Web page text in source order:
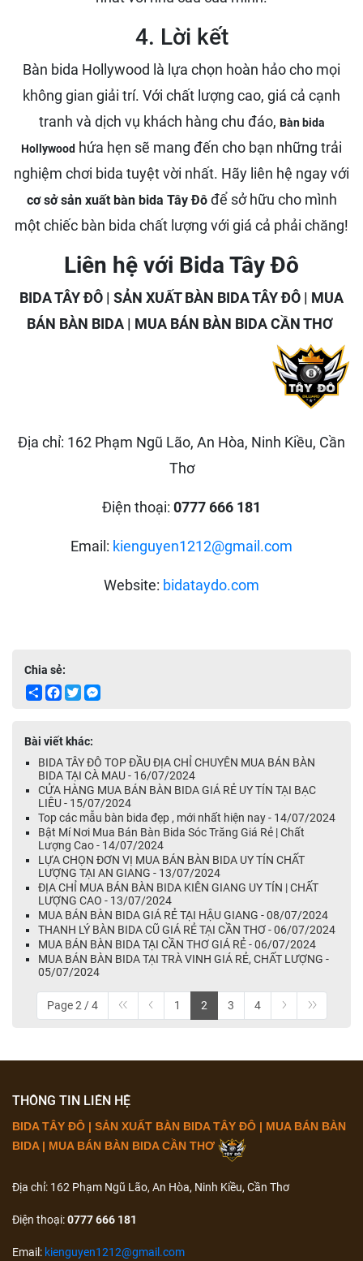
4. Lời kết
Bàn bida Hollywood là lựa chọn hoàn hảo cho mọi
không gian giải trí. Với chất lượng cao, giá cả cạnh
tranh và dịch vụ khách hàng chu đáo, Bàn bida
Hollywood hứa hẹn sẽ mang đến cho bạn những trải
nghiệm chơi bida tuyệt vời nhất. Hãy liên hệ ngay với
cơ sở sản xuất bàn bida Tây Đôđể sở hữu cho mình
một chiếc bàn bida chất lượng với giá cả phải chăng!
Liên hệ với Bida Tây Đô
BIDA TÂY ĐÔ | SẢN XUẤT BÀN BIDA TÂY ĐÔ | MUA
BÁN BÀN BIDA | MUA BÁN BÀN BIDA CẦN THƠ
Địa chỉ: 162 Phạm Ngũ Lão, An Hòa, Ninh Kiều, Cần
Thơ
Điện thoại: 0777 666 181
Email: kienguyen1212@gmail.com
Website: bidataydo.com
Chia sẻ:
ShareFacebook
Twitter
Bài viết khác:
BIDA TÂY ĐÔ TOP ĐẦU ĐỊA CHỈ CHUYÊN MUA BÁN BÀN
BIDA TẠI CÀ MAU - 16/07/2024
CỬA HÀNG MUA BÁN BÀN BIDA GIÁ RẺ UY TÍN TẠI BẠC
LIÊU - 15/07/2024
Top các mẫu bàn bida đẹp , mới nhất hiện nay - 14/07/2024
Bật Mí Nơi Mua Bán Bàn Bida Sóc Trăng Giá Rẻ | Chất
Lượng Cao - 14/07/2024
LỰA CHỌN ĐƠN VỊ MUA BÁN BÀN BIDA UY TÍN CHẤT
LƯỢNG TẠI AN GIANG - 13/07/2024
ĐỊA CHỈ MUA BÁN BÀN BIDA KIÊN GIANG UY TÍN | CHẤT
LƯỢNG CAO - 13/07/2024
MUA BÁN BÀN BIDA GIÁ RẺ TẠI HẬU GIANG - 08/07/2024
THANH LÝ BÀN BIDA CŨ GIÁ RẺ TẠI CẦN THƠ - 06/07/2024
MUA BÁN BÀN BIDA TẠI CẦN THƠ GIÁ RẺ - 06/07/2024
MUA BÁN BÀN BIDA TẠI TRÀ VINH GIÁ RẺ, CHẤT LƯỢNG -
05/07/2024
Page 2 / 4 1 2 3 4
THÔNG TIN LIÊN HỆ
BIDA TÂY ĐÔ | SẢN XUẤT BÀN BIDA TÂY ĐÔ | MUA BÁN BÀN
BIDA | MUA BÁN BÀN BIDA CẦN THƠ
Địa chỉ: 162 Phạm Ngũ Lão, An Hòa, Ninh Kiều, Cần Thơ
Điện thoại:0777 666 181
Email: kienguyen1212@gmail.com